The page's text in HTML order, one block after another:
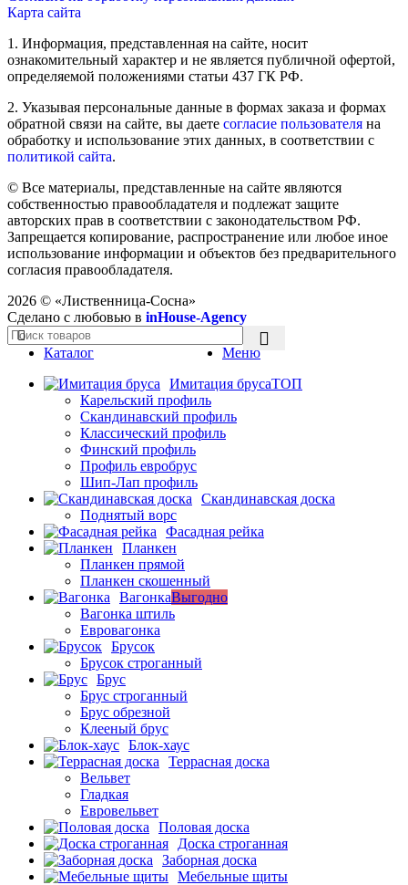
Карта сайта
1. Информация, представленная на сайте, носит
ознакомительный характер и не является публичной офертой,
определяемой положениями статьи 437 ГК РФ.
2. Указывая персональные данные в формах заказа и формах
обратной связи на сайте, вы даете согласие пользователя на
обработку и использование этих данных, в соответствии с
политикой сайта.
© Все материалы, представленные на сайте являются
собственностью правообладателя и подлежат защите
авторских прав в соответствии с законодательством РФ.
Запрещается копирование, распространение или любое иное
использование информации и объектов без предварительного
согласия правообладателя.
2026 © «Лиственница-Сосна»
Сделано с любовью в inHouse-Agency
Меню
Каталог
Имитация брусаТОП
Карельский профиль
Скандинавский профиль
Классический профиль
Финский профиль
Профиль евробрус
Шип-Лап профиль
Скандинавская доска
Поднятый ворс
Фасадная рейка
Планкен
Планкен прямой
Планкен скошенный
ВагонкаВыгодно
Вагонка штиль
Евровагонка
Брусок
Брусок строганный
Брус
Брус строганный
Брус обрезной
Клееный брус
Блок-хаус
Террасная доска
Вельвет
Гладкая
Евровельвет
Половая доска
Доска строганная
Заборная доска
Мебельные щиты